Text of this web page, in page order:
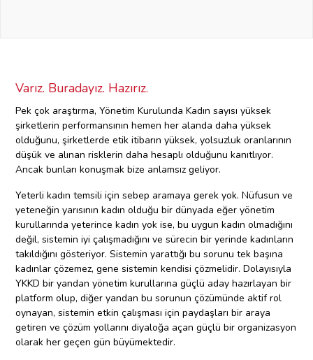
Varız. Buradayız. Hazırız.
Pek çok araştırma, Yönetim Kurulunda Kadın sayısı yüksek
şirketlerin performansının hemen her alanda daha yüksek
olduğunu, şirketlerde etik itibarın yüksek, yolsuzluk oranlarının
düşük ve alınan risklerin daha hesaplı olduğunu kanıtlıyor.
Ancak bunları konuşmak bize anlamsız geliyor.
Yeterli kadın temsili için sebep aramaya gerek yok. Nüfusun ve
yeteneğin yarısının kadın olduğu bir dünyada eğer yönetim
kurullarında yeterince kadın yok ise, bu uygun kadın olmadığını
değil, sistemin iyi çalışmadığını ve sürecin bir yerinde kadınların
takıldığını gösteriyor. Sistemin yarattığı bu sorunu tek başına
kadınlar çözemez, gene sistemin kendisi çözmelidir. Dolayısıyla
YKKD bir yandan yönetim kurullarına güçlü aday hazırlayan bir
platform olup, diğer yandan bu sorunun çözümünde aktif rol
oynayan, sistemin etkin çalışması için paydaşları bir araya
getiren ve çözüm yollarını diyaloğa açan güçlü bir organizasyon
olarak her geçen gün büyümektedir.